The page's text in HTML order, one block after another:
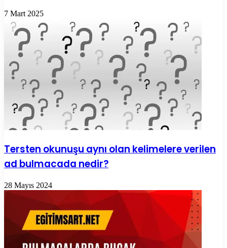
7 Mart 2025
Tersten okunuşu aynı olan kelimelere verilen
ad bulmacada nedir?
28 Mayıs 2024